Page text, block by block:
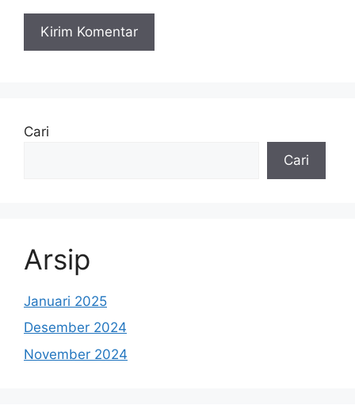
Cari
Cari
Arsip
Januari 2025
Desember 2024
November 2024